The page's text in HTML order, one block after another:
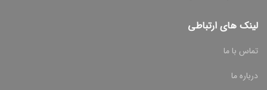
لینک های ارتباطی
تماس با ما
درباره ما